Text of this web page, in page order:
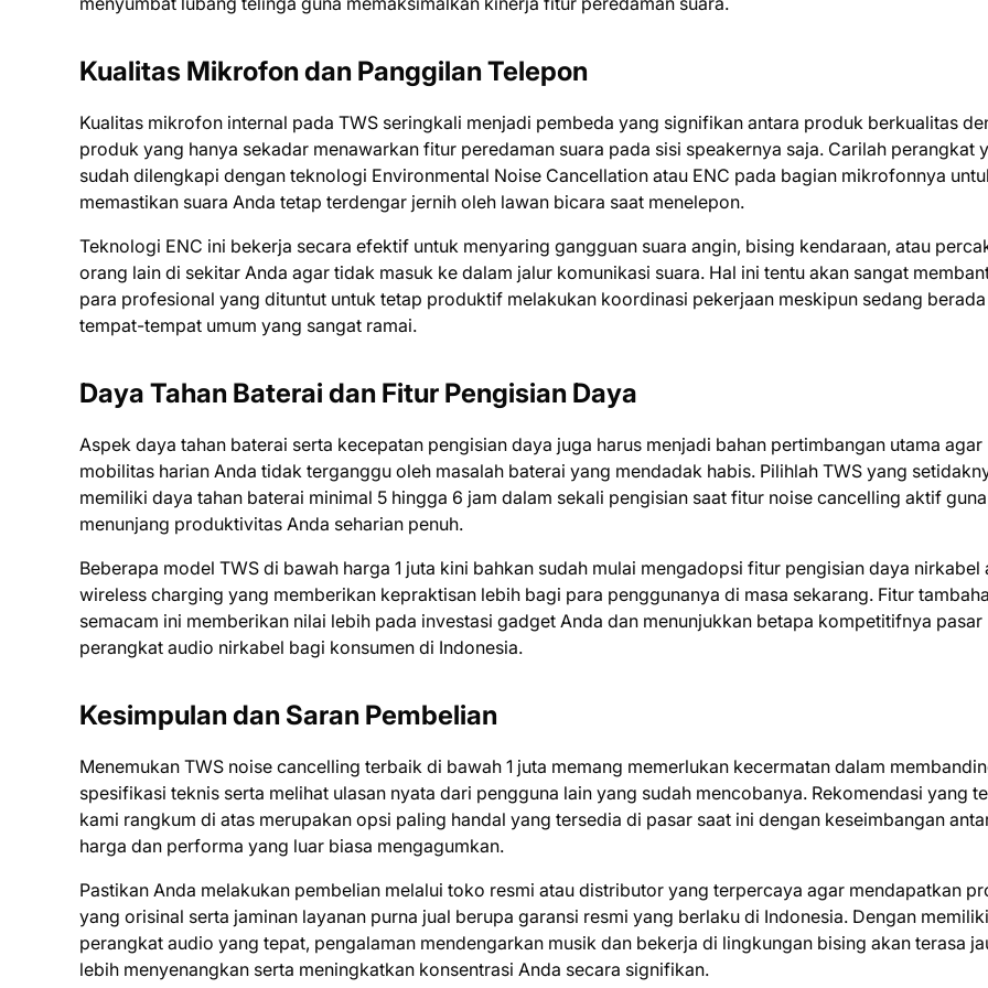
Kualitas Mikrofon dan Panggilan Telepon
Kualitas mikrofon internal pada TWS seringkali menjadi pembeda yang signifikan antara produk berkualitas
produk yang hanya sekadar menawarkan fitur peredaman suara pada sisi speakernya saja. Carilah perangkat
sudah dilengkapi dengan teknologi Environmental Noise Cancellation atau ENC pada bagian mikrofonnya
memastikan suara Anda tetap terdengar jernih oleh lawan bicara saat menelepon.
Teknologi ENC ini bekerja secara efektif untuk menyaring gangguan suara angin, bising kendaraan, atau
orang lain di sekitar Anda agar tidak masuk ke dalam jalur komunikasi suara. Hal ini tentu akan sangat
para profesional yang dituntut untuk tetap produktif melakukan koordinasi pekerjaan meskipun sedang
tempat-tempat umum yang sangat ramai.
Daya Tahan Baterai dan Fitur Pengisian Daya
Aspek daya tahan baterai serta kecepatan pengisian daya juga harus menjadi bahan pertimbangan utama agar
mobilitas harian Anda tidak terganggu oleh masalah baterai yang mendadak habis. Pilihlah TWS yang
memiliki daya tahan baterai minimal 5 hingga 6 jam dalam sekali pengisian saat fitur noise cancelling aktif guna
menunjang produktivitas Anda seharian penuh.
Beberapa model TWS di bawah harga 1 juta kini bahkan sudah mulai mengadopsi fitur pengisian daya nirkabel
wireless charging yang memberikan kepraktisan lebih bagi para penggunanya di masa sekarang. Fitur
semacam ini memberikan nilai lebih pada investasi gadget Anda dan menunjukkan betapa kompetitifnya pasar
perangkat audio nirkabel bagi konsumen di Indonesia.
Kesimpulan dan Saran Pembelian
Menemukan TWS noise cancelling terbaik di bawah 1 juta memang memerlukan kecermatan dalam
spesifikasi teknis serta melihat ulasan nyata dari pengguna lain yang sudah mencobanya. Rekomendasi yang
kami rangkum di atas merupakan opsi paling handal yang tersedia di pasar saat ini dengan keseimbangan
harga dan performa yang luar biasa mengagumkan.
Pastikan Anda melakukan pembelian melalui toko resmi atau distributor yang terpercaya agar mendapatkan
yang orisinal serta jaminan layanan purna jual berupa garansi resmi yang berlaku di Indonesia. Dengan memiliki
perangkat audio yang tepat, pengalaman mendengarkan musik dan bekerja di lingkungan bising akan terasa
lebih menyenangkan serta meningkatkan konsentrasi Anda secara signifikan.